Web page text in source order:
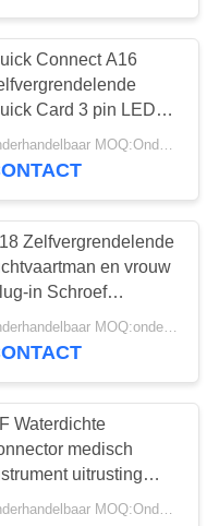
36
Connect A16
Card 3 pin LED
waterdichte
Zelfvergrendelende
en vrouw
in Schroef
5 Pin
onderhandelbaar MOQ:onderhandelbaar
Waterdichte
medisch
uitrusting
klier cirkelvormige
onderhandelbaar MOQ:Onderhandelbaar